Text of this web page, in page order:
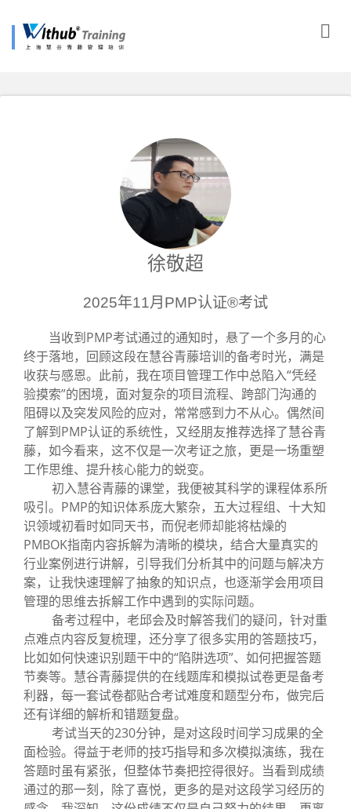
徐敬超
2025年11月PMP认证®考试
当收到PMP考试通过的通知时，悬了一个多月的心
终于落地，回顾这段在慧谷青藤培训的备考时光，满是
收获与感恩。此前，我在项目管理工作中总陷入“凭经
验摸索”的困境，面对复杂的项目流程、跨部门沟通的
阻碍以及突发风险的应对，常常感到力不从心。偶然间
了解到PMP认证的系统性，又经朋友推荐选择了慧谷青
藤，如今看来，这不仅是一次考证之旅，更是一场重塑
工作思维、提升核心能力的蜕变。
初入慧谷青藤的课堂，我便被其科学的课程体系所
吸引。PMP的知识体系庞大繁杂，五大过程组、十大知
识领域初看时如同天书，而倪老师却能将枯燥的
PMBOK指南内容拆解为清晰的模块，结合大量真实的
行业案例进行讲解，引导我们分析其中的问题与解决方
案，让我快速理解了抽象的知识点，也逐渐学会用项目
管理的思维去拆解工作中遇到的实际问题。
备考过程中，老邱会及时解答我们的疑问，针对重
点难点内容反复梳理，还分享了很多实用的答题技巧，
比如如何快速识别题干中的“陷阱选项”、如何把握答题
节奏等。慧谷青藤提供的在线题库和模拟试卷更是备考
利器，每一套试卷都贴合考试难度和题型分布，做完后
还有详细的解析和错题复盘。
考试当天的230分钟，是对这段时间学习成果的全
面检验。得益于老师的技巧指导和多次模拟演练，我在
答题时虽有紧张，但整体节奏把控得很好。当看到成绩
通过的那一刻，除了喜悦，更多的是对这段学习经历的